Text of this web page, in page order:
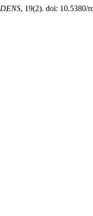
DENS, 19(2). doi: 10.5380/